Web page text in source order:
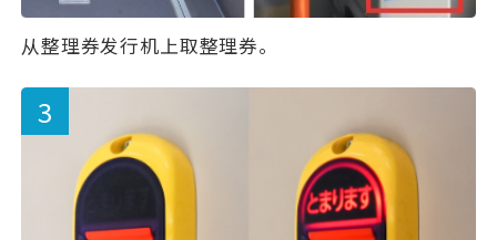
从整理券发行机上取整理券。